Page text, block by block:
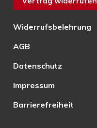
Widerrufsbelehrung
AGB
Datenschutz
Impressum
Barrierefreiheit